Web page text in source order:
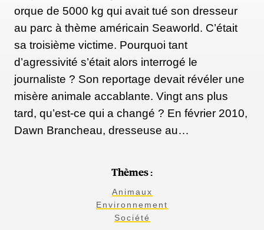
orque de 5000 kg qui avait tué son dresseur
au parc à thème américain Seaworld. C’était
sa troisième victime. Pourquoi tant
d’agressivité s’était alors interrogé le
journaliste ? Son reportage devait révéler une
misère animale accablante. Vingt ans plus
tard, qu’est-ce qui a changé ? En février 2010,
Dawn Brancheau, dresseuse au…
Thèmes :
Animaux
Environnement
Société